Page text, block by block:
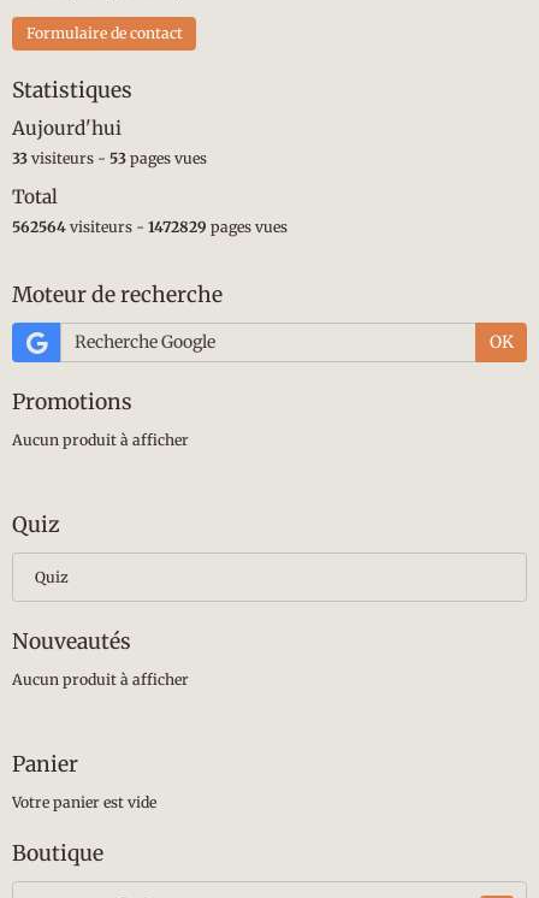
Formulaire de contact
Statistiques
Aujourd'hui
33 visiteurs - 53 pages vues
Total
562564 visiteurs - 1472829 pages vues
Moteur de recherche
OK
Promotions
Aucun produit à afficher
Quiz
Quiz
Nouveautés
Aucun produit à afficher
Panier
Votre panier est vide
Boutique